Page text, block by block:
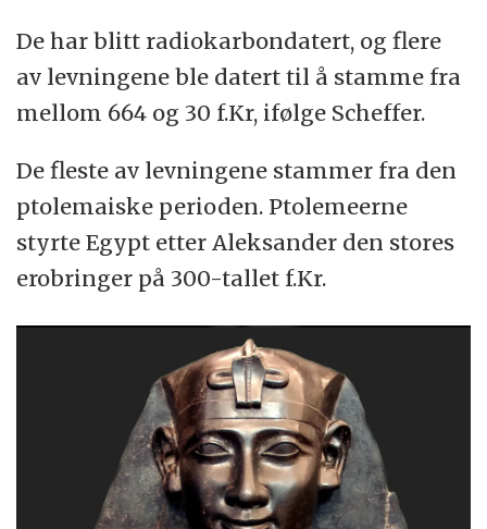
De har blitt radiokarbondatert, og flere
av levningene ble datert til å stamme fra
mellom 664 og 30 f.Kr, ifølge Scheffer.
De fleste av levningene stammer fra den
ptolemaiske perioden. Ptolemeerne
styrte Egypt etter Aleksander den stores
erobringer på 300-tallet f.Kr.